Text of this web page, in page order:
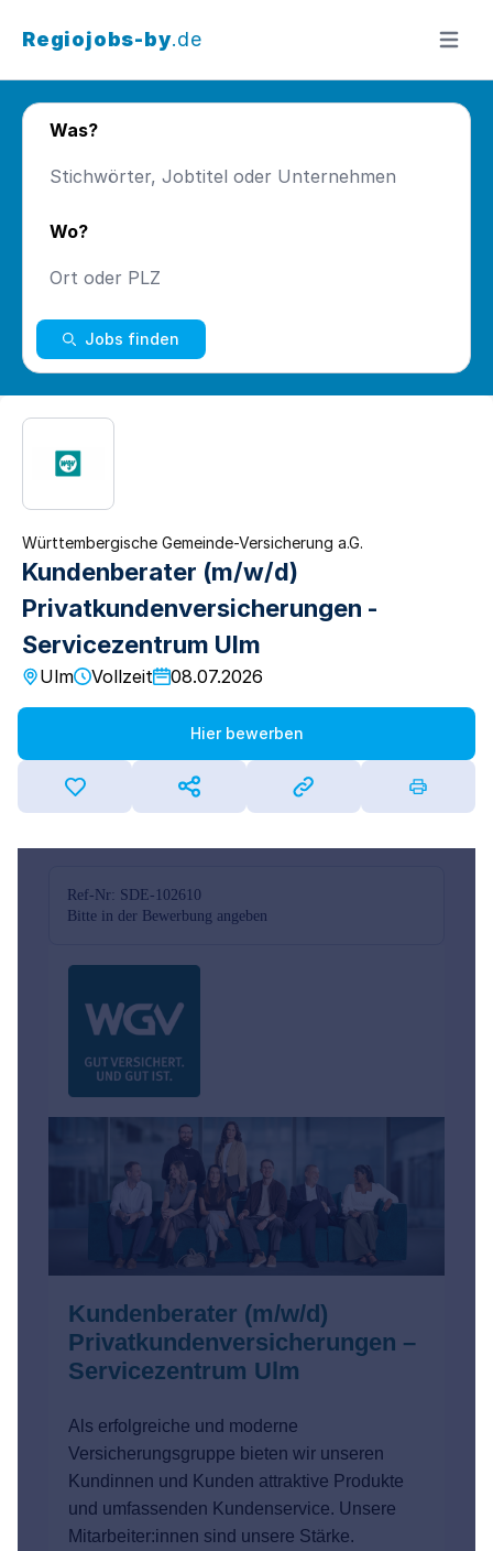
Regiojobs-by.de Menü
Was?
Wo?
Jobs finden
Württembergische Gemeinde-Versicherung a.G.
Kundenberater (m/w/d)
Privatkundenversicherungen -
Servicezentrum Ulm
Ulm Vollzeit 08.07.2026
Hier bewerben